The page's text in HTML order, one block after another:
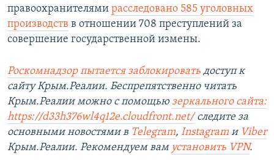
правоохранителями расследовано 585 уголовных
производств в отношении 708 преступлений за
совершение государственной измены.
Роскомнадзор пытается заблокировать доступ к
сайту Крым.Реалии. Беспрепятственно читать
Крым.Реалии можно с помощью зеркального сайта:
https://d33h376wl4q12e.cloudfront.net/следите за
основными новостями в Telegram, Instagram и Viber
Крым.Реалии. Рекомендуем вам установить VPN.